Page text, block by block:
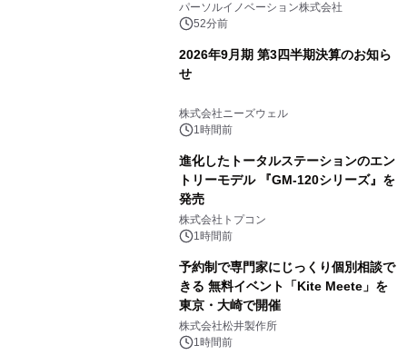
パーソルイノベーション株式会社
52分前
2026年9月期 第3四半期決算のお知ら
せ
株式会社ニーズウェル
1時間前
進化したトータルステーションのエン
トリーモデル 『GM-120シリーズ』を
発売
株式会社トプコン
1時間前
予約制で専門家にじっくり個別相談で
きる 無料イベント「Kite Meete」を
東京・大崎で開催
株式会社松井製作所
1時間前